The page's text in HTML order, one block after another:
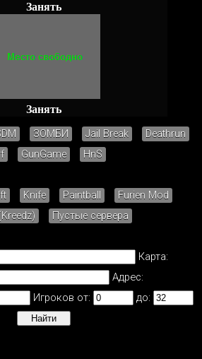
Занять
Занять
ЗОМБИ Jail Break
Deathrun
GunGame HnS
Knife Paintball
Furien Mod
Пустые сервера
Карта:
Адрес:
Игроков от:
до: